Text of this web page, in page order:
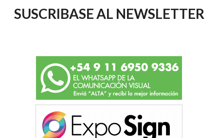
SUSCRIBASE AL NEWSLETTER